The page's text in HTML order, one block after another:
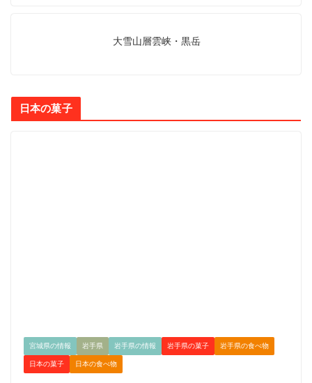
大雪山層雲峡・黒岳
日本の菓子
宮城県の情報 岩手県 岩手県の情報 岩手県の菓子 岩手県の食べ物
日本の菓子 日本の食べ物